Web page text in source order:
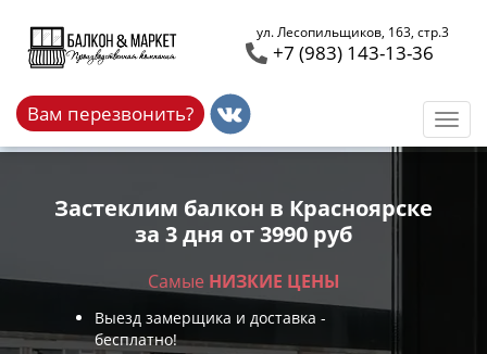
ул. Лесопильщиков, 163, стр.3
+7 (983) 143-13-36
Вам перезвонить?
Застеклим балкон в Красноярске
за 3 дня от 3990 руб
Самые НИЗКИЕ ЦЕНЫ
Выезд замерщика и доставка -
бесплатно!